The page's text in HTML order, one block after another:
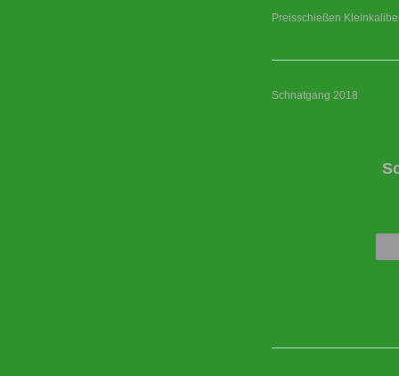
Preisschießen
Schnatgang 2018